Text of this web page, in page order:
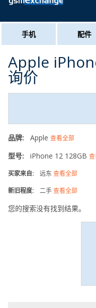
手机 配件
Apple
询价
品牌: Apple 查看全部
型号: iPhone 12 128GB
买家来自:
远东 查看全部
新旧程度:
二手查看全部
您的搜索没有找到结果。